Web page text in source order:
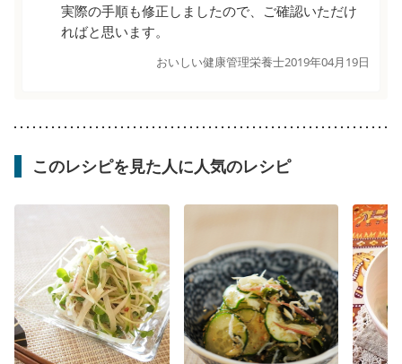
実際の手順も修正しましたので、ご確認いただけ
ればと思います。
おいしい健康管理栄養士2019年04月19日
このレシピを見た人に人気のレシピ